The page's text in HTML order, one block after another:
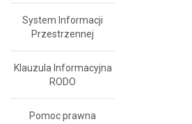
System Informacji
Przestrzennej
Klauzula Informacyjna
RODO
Pomoc prawna